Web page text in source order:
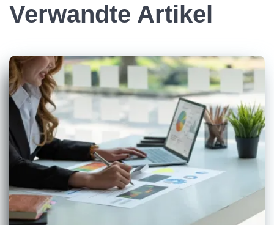
Verwandte Artikel